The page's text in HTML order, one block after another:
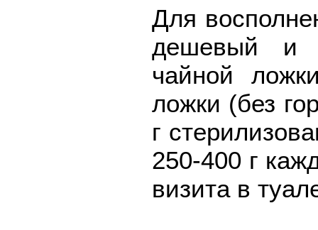
Для
дешевый и
чайной
ложки (без
г
250-400 г
визита в